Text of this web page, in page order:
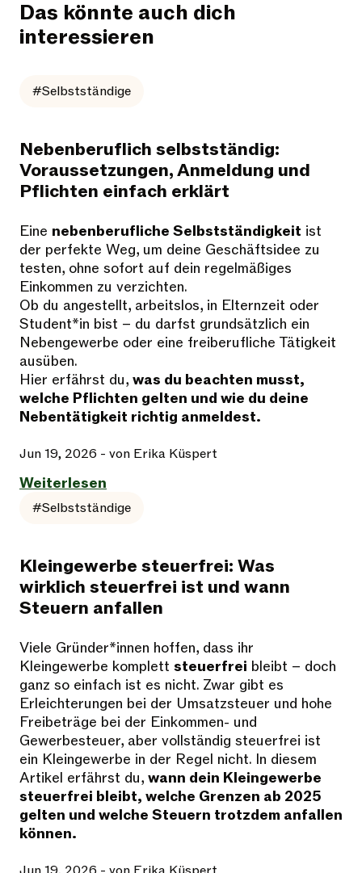
Das könnte auch dich
interessieren
#Selbstständige
Nebenberuflich selbstständig:
Voraussetzungen, Anmeldung und
Pflichten einfach erklärt
Eine nebenberufliche Selbstständigkeit ist
der perfekte Weg, um deine Geschäftsidee zu
testen, ohne sofort auf dein regelmäßiges
Einkommen zu verzichten.
Ob du angestellt, arbeitslos, in Elternzeit oder
Student*in bist – du darfst grundsätzlich ein
Nebengewerbe oder eine freiberufliche Tätigkeit
ausüben.
Hier erfährst du, was du beachten musst,
welche Pflichten gelten und wie du deine
Nebentätigkeit richtig anmeldest.
Jun 19, 2026 - von Erika Küspert
Weiterlesen
#Selbstständige
Kleingewerbe steuerfrei: Was
wirklich steuerfrei ist und wann
Steuern anfallen
Viele Gründer*innen hoffen, dass ihr
Kleingewerbe komplett steuerfrei bleibt – doch
ganz so einfach ist es nicht. Zwar gibt es
Erleichterungen bei der Umsatzsteuer und hohe
Freibeträge bei der Einkommen- und
Gewerbesteuer, aber vollständig steuerfrei ist
ein Kleingewerbe in der Regel nicht. In diesem
Artikel erfährst du, wann dein Kleingewerbe
steuerfrei bleibt, welche Grenzen ab 2025
gelten und welche Steuern trotzdem anfallen
können.